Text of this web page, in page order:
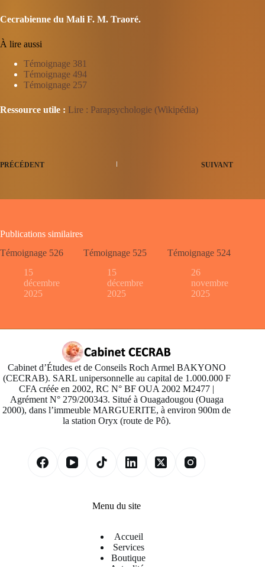
Cecrabienne du Mali F. M. Traoré.
À lire aussi
Témoignage 381
Témoignage 494
Témoignage 257
Ressource utile : Lire : Parapsychologie (Wikipédia)
PRÉCÉDENT SUIVANT
Publications similaires
Témoignage 526
15
décembre
2025
Témoignage 525
15
décembre
2025
Témoignage 524
26
novembre
2025
Cabinet d’Études et de Conseils Roch Armel BAKYONO
(CECRAB). SARL unipersonnelle au capital de 1.000.000 F
CFA créée en 2002, RC N° BF OUA 2002 M2477 |
Agrément N° 279/200343. Situé à Ouagadougou (Ouaga
2000), dans l’immeuble MARGUERITE, à environ 900m de
la station Oryx (route de Pô).
Menu du site
Accueil
Services
Boutique